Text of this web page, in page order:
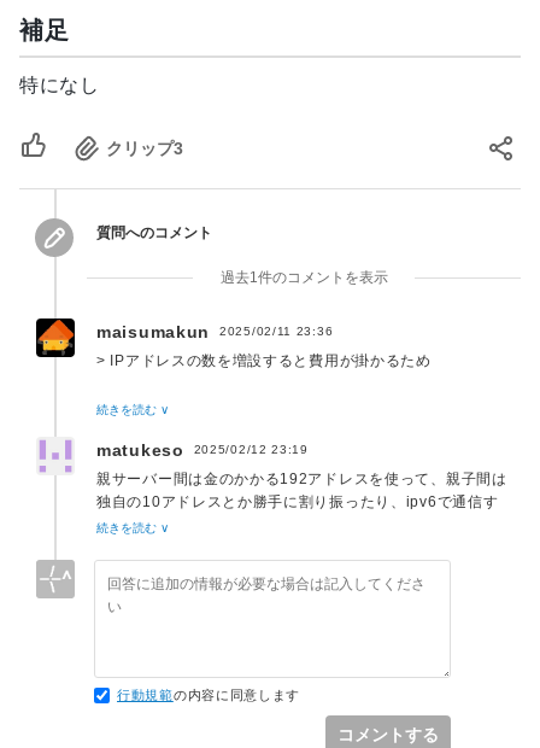
補足
特になし
クリップ3
質問へのコメント
過去1件のコメントを表示
maisumakun 2025/02/11 23:36
> IPアドレスの数を増設すると費用が掛かるため
グローバルIPを取得しようとしている、ということでしょう
それとも、ローカルIPアドレスを増やすのにすらコストがか
かるというのであれば、その背景もご記載ください。
続きを読む ∨
matukeso 2025/02/12 23:19
親サーバー間は金のかかる192アドレスを使って、親子間は
独自の10アドレスとか勝手に割り振ったり、ipv6で通信す
ればよくない？
続きを読む ∨
行動規範の内容に同意します
コメントする